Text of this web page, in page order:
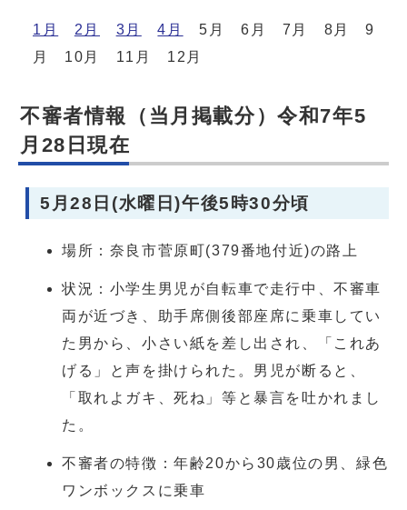
1月 2月 3月 4月
5月 6月 7月 8月 9
月 10月 11月 12月
不審者情報（当月掲載分）令和7年5
月28日現在
5月28日(水曜日)午後5時30分頃
場所：奈良市菅原町(379番地付近)の路上
状況：小学生男児が自転車で走行中、不審車
両が近づき、助手席側後部座席に乗車してい
た男から、小さい紙を差し出され、「これあ
げる」と声を掛けられた。男児が断ると、
「取れよガキ、死ね」等と暴言を吐かれまし
た。
不審者の特徴：年齢20から30歳位の男、緑色
ワンボックスに乗車